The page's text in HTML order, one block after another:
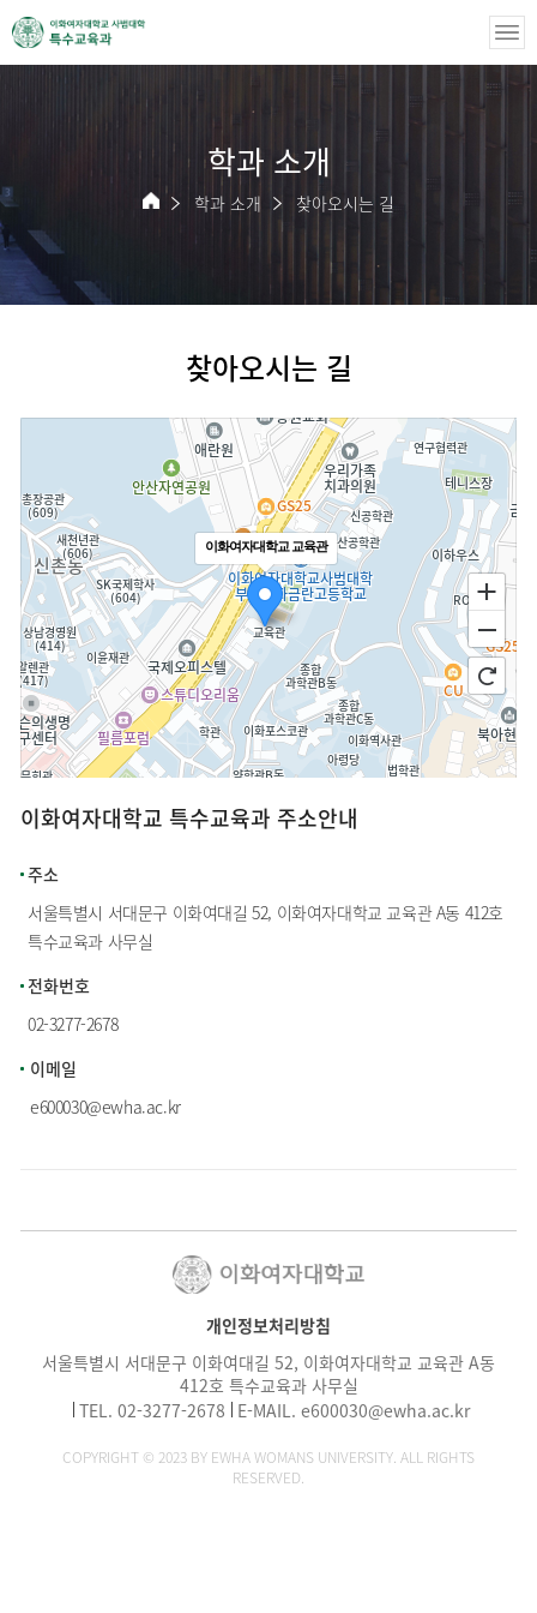
학과 소개
학과 소개 찾아오시는 길
찾아오시는 길
이화여자대학교 특수교육과 주소안내
주소
서울특별시 서대문구 이화여대길 52, 이화여자대학교 교육관 A동 412호
특수교육과 사무실
전화번호
02-3277-2678
이메일
e600030@ewha.ac.kr
이화여자대학교 교육관
개인정보처리방침
서울특별시 서대문구 이화여대길 52, 이화여자대학교 교육관 A동
412호 특수교육과 사무실
TEL. 02-3277-2678 E-MAIL. e600030@ewha.ac.kr
COPYRIGHT © 2023 BY EWHA WOMANS UNIVERSITY. ALL RIGHTS
RESERVED.